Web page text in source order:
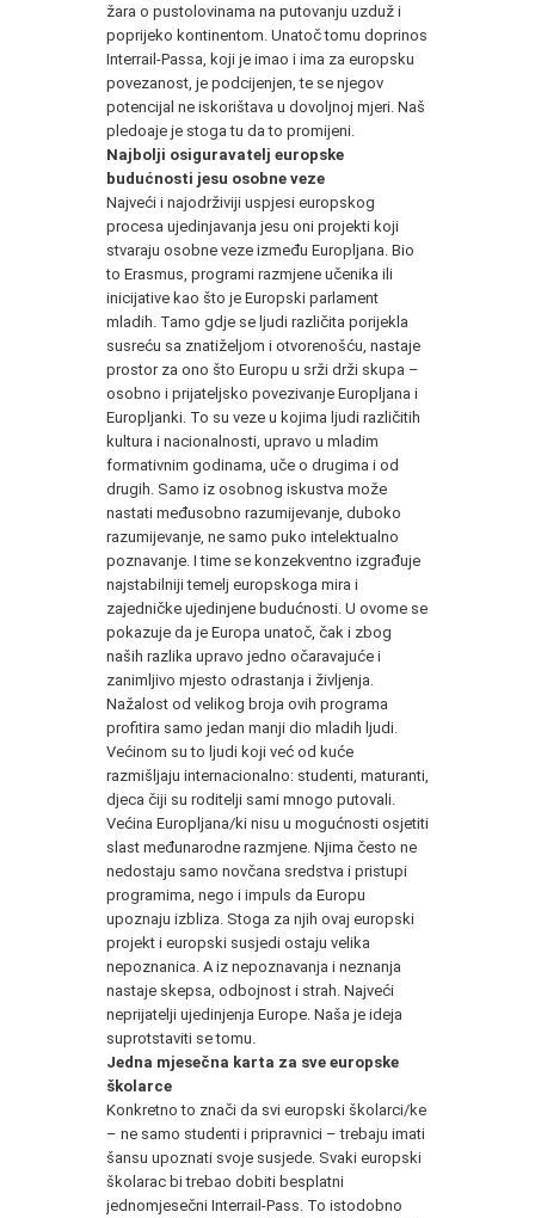
žara o pustolovinama na putovanju uzduž i
poprijeko kontinentom. Unatoč tomu doprinos
Interrail-Passa, koji je imao i ima za europsku
povezanost, je podcijenjen, te se njegov
potencijal ne iskorištava u dovoljnoj mjeri. Naš
pledoaje je stoga tu da to promijeni.
Najbolji osiguravatelj europske
budućnosti jesu osobne veze
Najveći i najodrživiji uspjesi europskog
procesa ujedinjavanja jesu oni projekti koji
stvaraju osobne veze između Europljana. Bio
to Erasmus, programi razmjene učenika ili
inicijative kao što je Europski parlament
mladih. Tamo gdje se ljudi različita porijekla
susreću sa znatiželjom i otvorenošću, nastaje
prostor za ono što Europu u srži drži skupa –
osobno i prijateljsko povezivanje Europljana i
Europljanki. To su veze u kojima ljudi različitih
kultura i nacionalnosti, upravo u mladim
formativnim godinama, uče o drugima i od
drugih. Samo iz osobnog iskustva može
nastati međusobno razumijevanje, duboko
razumijevanje, ne samo puko intelektualno
poznavanje. I time se konzekventno izgrađuje
najstabilniji temelj europskoga mira i
zajedničke ujedinjene budućnosti. U ovome se
pokazuje da je Europa unatoč, čak i zbog
naših razlika upravo jedno očaravajuće i
zanimljivo mjesto odrastanja i življenja.
Nažalost od velikog broja ovih programa
profitira samo jedan manji dio mladih ljudi.
Većinom su to ljudi koji već od kuće
razmišljaju internacionalno: studenti, maturanti,
djeca čiji su roditelji sami mnogo putovali.
Većina Europljana/ki nisu u mogućnosti osjetiti
slast međunarodne razmjene. Njima često ne
nedostaju samo novčana sredstva i pristupi
programima, nego i impuls da Europu
upoznaju izbliza. Stoga za njih ovaj europski
projekt i europski susjedi ostaju velika
nepoznanica. A iz nepoznavanja i neznanja
nastaje skepsa, odbojnost i strah. Najveći
neprijatelji ujedinjenja Europe. Naša je ideja
suprotstaviti se tomu.
Jedna mjesečna karta za sve europske
školarce
Konkretno to znači da svi europski školarci/ke
– ne samo studenti i pripravnici – trebaju imati
šansu upoznati svoje susjede. Svaki europski
školarac bi trebao dobiti besplatni
jednomjesečni Interrail-Pass. To istodobno